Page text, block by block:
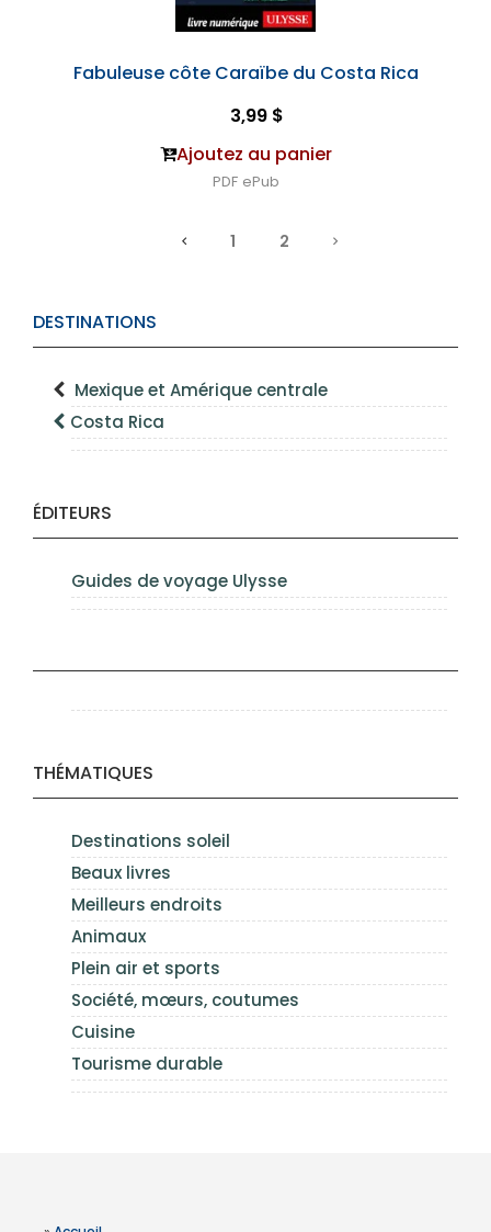
DESTINATIONS
Mexique et Amérique centrale
Costa Rica
ÉDITEURS
Guides de voyage Ulysse
THÉMATIQUES
Destinations soleil
Beaux livres
Meilleurs endroits
Animaux
Plein air et sports
Société, mœurs, coutumes
Cuisine
Tourisme durable
Fabuleuse côte Caraïbe du Costa Rica
3,99 $
Ajoutez au panier
PDF ePub
1 2